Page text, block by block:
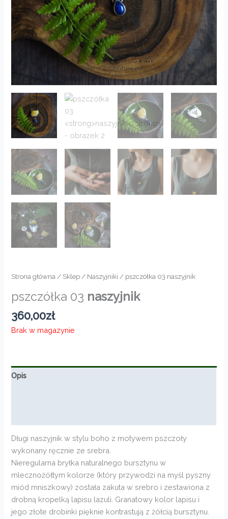
Strona główna / Sklep / Naszyjniki / pszczółka 03 naszyjnik
pszczółka 03 naszyjnik
360,00zł
Brak w magazynie
Opis
Długi naszyjnik w stylu boho z motywem pszczoły
wykonany ręcznie ze srebra.
Nieregularna bryłka naturalnego bursztynu w
mlecznożółtym kolorze (który przywodzi na myśl pyszny
miód mniszkowy) została zakuta w srebro i zestawiona z
drobną kropelką lapisu lazuli. Granatowy kolor lapisu i
jego złote drobinki pięknie kontrastują z żółcią bursztynu.